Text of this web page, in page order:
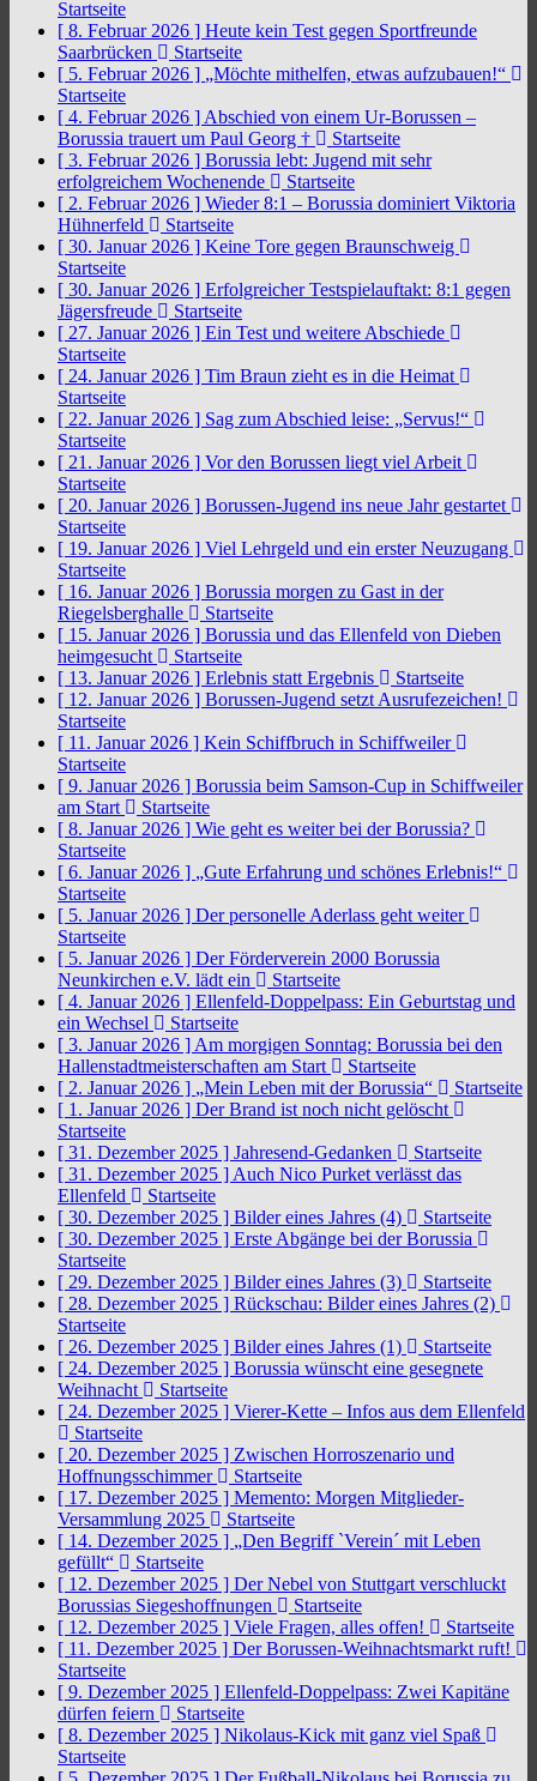
Startseite
[ 8. Februar 2026 ] Heute kein Test gegen Sportfreunde
Saarbrücken
Startseite
[ 5. Februar 2026 ] „Möchte mithelfen, etwas aufzubauen!“
Startseite
[ 4. Februar 2026 ] Abschied von einem Ur-Borussen –
Borussia trauert um Paul Georg †
Startseite
[ 3. Februar 2026 ] Borussia lebt: Jugend mit sehr
erfolgreichem Wochenende
Startseite
[ 2. Februar 2026 ] Wieder 8:1 – Borussia dominiert Viktoria
Hühnerfeld
Startseite
[ 30. Januar 2026 ] Keine Tore gegen Braunschweig
Startseite
[ 30. Januar 2026 ] Erfolgreicher Testspielauftakt: 8:1 gegen
Jägersfreude
Startseite
[ 27. Januar 2026 ] Ein Test und weitere Abschiede
Startseite
[ 24. Januar 2026 ] Tim Braun zieht es in die Heimat
Startseite
[ 22. Januar 2026 ] Sag zum Abschied leise: „Servus!“
Startseite
[ 21. Januar 2026 ] Vor den Borussen liegt viel Arbeit
Startseite
[ 20. Januar 2026 ] Borussen-Jugend ins neue Jahr gestartet
Startseite
[ 19. Januar 2026 ] Viel Lehrgeld und ein erster Neuzugang
Startseite
[ 16. Januar 2026 ] Borussia morgen zu Gast in der
Riegelsberghalle
Startseite
[ 15. Januar 2026 ] Borussia und das Ellenfeld von Dieben
heimgesucht
Startseite
[ 13. Januar 2026 ] Erlebnis statt Ergebnis
Startseite
[ 12. Januar 2026 ] Borussen-Jugend setzt Ausrufezeichen!
Startseite
[ 11. Januar 2026 ] Kein Schiffbruch in Schiffweiler
Startseite
[ 9. Januar 2026 ] Borussia beim Samson-Cup in Schiffweiler
am Start
Startseite
[ 8. Januar 2026 ] Wie geht es weiter bei der Borussia?
Startseite
[ 6. Januar 2026 ] „Gute Erfahrung und schönes Erlebnis!“
Startseite
[ 5. Januar 2026 ] Der personelle Aderlass geht weiter
Startseite
[ 5. Januar 2026 ] Der Förderverein 2000 Borussia
Neunkirchen e.V. lädt ein
Startseite
[ 4. Januar 2026 ] Ellenfeld-Doppelpass: Ein Geburtstag und
ein Wechsel
Startseite
[ 3. Januar 2026 ] Am morgigen Sonntag: Borussia bei den
Hallenstadtmeisterschaften am Start
Startseite
[ 2. Januar 2026 ] „Mein Leben mit der Borussia“
Startseite
[ 1. Januar 2026 ] Der Brand ist noch nicht gelöscht
Startseite
[ 31. Dezember 2025 ] Jahresend-Gedanken
Startseite
[ 31. Dezember 2025 ] Auch Nico Purket verlässt das
Ellenfeld
Startseite
[ 30. Dezember 2025 ] Bilder eines Jahres (4)
Startseite
[ 30. Dezember 2025 ] Erste Abgänge bei der Borussia
Startseite
[ 29. Dezember 2025 ] Bilder eines Jahres (3)
Startseite
[ 28. Dezember 2025 ] Rückschau: Bilder eines Jahres (2)
Startseite
[ 26. Dezember 2025 ] Bilder eines Jahres (1)
Startseite
[ 24. Dezember 2025 ] Borussia wünscht eine gesegnete
Weihnacht
Startseite
[ 24. Dezember 2025 ] Vierer-Kette – Infos aus dem Ellenfeld
Startseite
[ 20. Dezember 2025 ] Zwischen Horroszenario und
Hoffnungsschimmer
Startseite
[ 17. Dezember 2025 ] Memento: Morgen Mitglieder-
Versammlung 2025
Startseite
[ 14. Dezember 2025 ] „Den Begriff `Verein´ mit Leben
gefüllt“
Startseite
[ 12. Dezember 2025 ] Der Nebel von Stuttgart verschluckt
Borussias Siegeshoffnungen
Startseite
[ 12. Dezember 2025 ] Viele Fragen, alles offen!
Startseite
[ 11. Dezember 2025 ] Der Borussen-Weihnachtsmarkt ruft!
Startseite
[ 9. Dezember 2025 ] Ellenfeld-Doppelpass: Zwei Kapitäne
dürfen feiern
Startseite
[ 8. Dezember 2025 ] Nikolaus-Kick mit ganz viel Spaß
Startseite